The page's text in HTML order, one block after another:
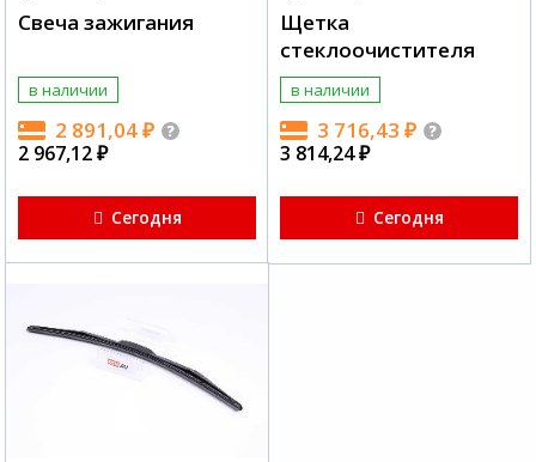
Свеча зажигания
в наличии
2 891,04₽
2 967,12₽
Сегодня
Щетка
стеклоочистителя
в наличии
3 716,43 ₽
3 814,24₽
Сегодня